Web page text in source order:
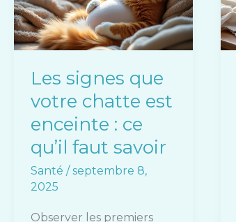
Les signes que
votre chatte est
enceinte : ce
qu’il faut savoir
Santé / septembre 8,
2025
Observer les premiers
votre
chatte
est
ce
qu’il
savoir